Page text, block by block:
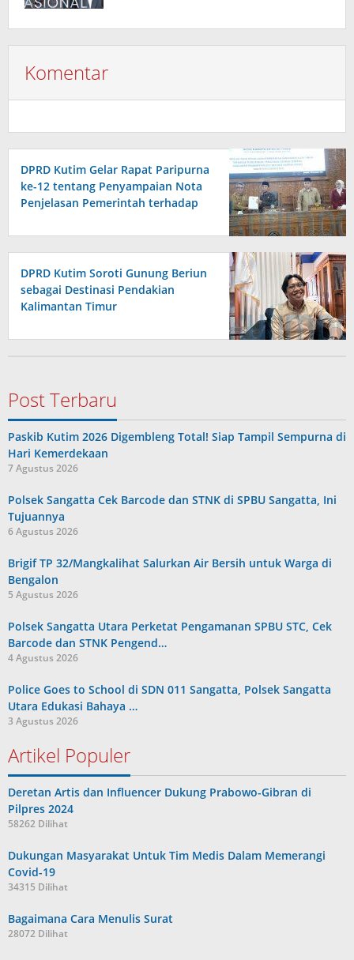
Komentar
DPRD Kutim Gelar Rapat Paripurna
ke-12 tentang Penyampaian Nota
Penjelasan Pemerintah terhadap
DPRD Kutim Soroti Gunung Beriun
sebagai Destinasi Pendakian
Kalimantan Timur
Post Terbaru
Paskib Kutim 2026 Digembleng Total! Siap Tampil Sempurna di
Hari Kemerdekaan
7 Agustus 2026
Polsek Sangatta Cek Barcode dan STNK di SPBU Sangatta, Ini
Tujuannya
6 Agustus 2026
Brigif TP 32/Mangkalihat Salurkan Air Bersih untuk Warga di
Bengalon
5 Agustus 2026
Polsek Sangatta Utara Perketat Pengamanan SPBU STC, Cek
Barcode dan STNK Pengend…
4 Agustus 2026
Police Goes to School di SDN 011 Sangatta, Polsek Sangatta
Utara Edukasi Bahaya …
3 Agustus 2026
Artikel Populer
Deretan Artis dan Influencer Dukung Prabowo-Gibran di
Pilpres 2024
58262 Dilihat
Dukungan Masyarakat Untuk Tim Medis Dalam Memerangi
Covid-19
34315 Dilihat
Bagaimana Cara Menulis Surat
28072 Dilihat